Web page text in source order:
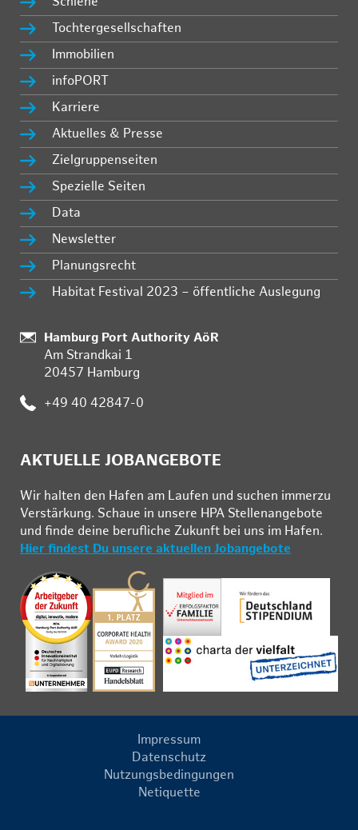
Tochtergesellschaften
Immobilien
infoPORT
Karriere
Aktuelles & Presse
Zielgruppenseiten
Spezielle Seiten
Data
Newsletter
Planungsrecht
Habitat Festival 2023 – öffentliche Auslegung
Standort:
Hamburg Port Authority AöR
Am Strandkai 1
20457 Hamburg
Telefon:
+49 40 42847-0
AKTUELLE JOBANGEBOTE
Wir hal­ten den Ha­fen am Lau­fen und su­chen im­mer­zu
Ver­stär­kung. Schau­e in un­se­re HPA Stel­len­an­ge­bo­te
und fin­de deine be­ruf­li­che Zu­kunft bei uns im Ha­fen.
Hier findest Du unsere aktuellen Jobangebote
Impressum
Datenschutz
Nutzungsbedingungen
Netiquette